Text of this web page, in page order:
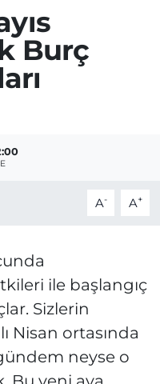
Burç
A- A+
ile başlangıç
Sizlerin
Nisan ortasında
neyse o
ve Fikstür